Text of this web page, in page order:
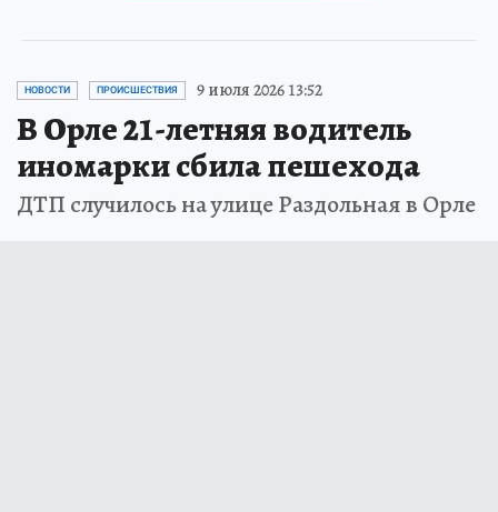
НОВОСТИ ПРОИСШЕСТВИЯ 9 июля 2026 13:52
В Орле 21-летняя водитель
иномарки сбила пешехода
ДТП случилось на улице Раздольная в Орле